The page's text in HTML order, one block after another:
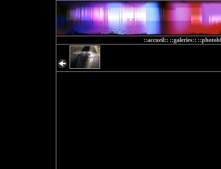
::accueil:: ::galeries::